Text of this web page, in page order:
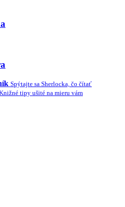
Spýtajte sa Sherlocka, čo čítať
tipy ušité na mieru vám